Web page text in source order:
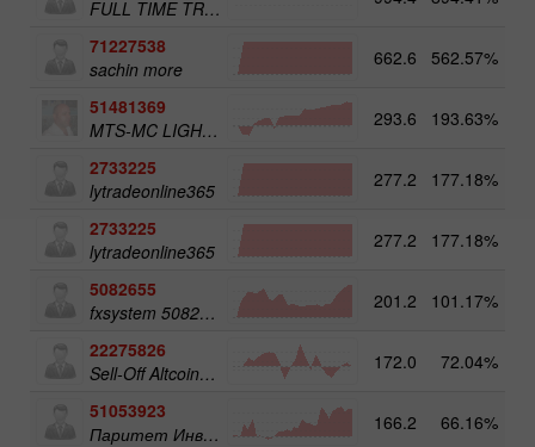
FULL TIME TRADER
71227538
sachin more
662.6 562.57%
51481369
MTS-MC LIGHT Trade Assist
293.6 193.63%
2733225
lytradeonline365
277.2 177.18%
2733225
lytradeonline365
277.2 177.18%
5082655
fxsystem 5082655
201.2 101.17%
22275826
Sell-Off Altcoins 50
172.0 72.04%
51053923
Паритет Инвест
166.2 66.16%